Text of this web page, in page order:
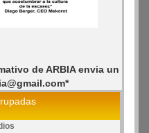
de ARBIA envia un